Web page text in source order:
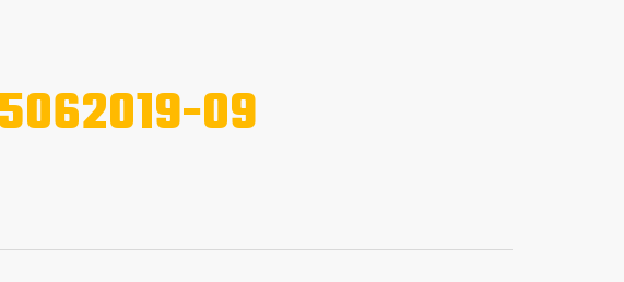
09